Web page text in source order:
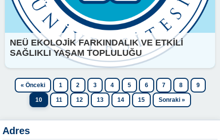
NEÜ EKOLOJİK FARKINDALIK VE ETKİLİ
SAĞLIKLI YAŞAM TOPLULUĞU
« Önceki 1 2 3 4 5 6 7 8 9
10 11 12 13 14 15 Sonraki »
Adres